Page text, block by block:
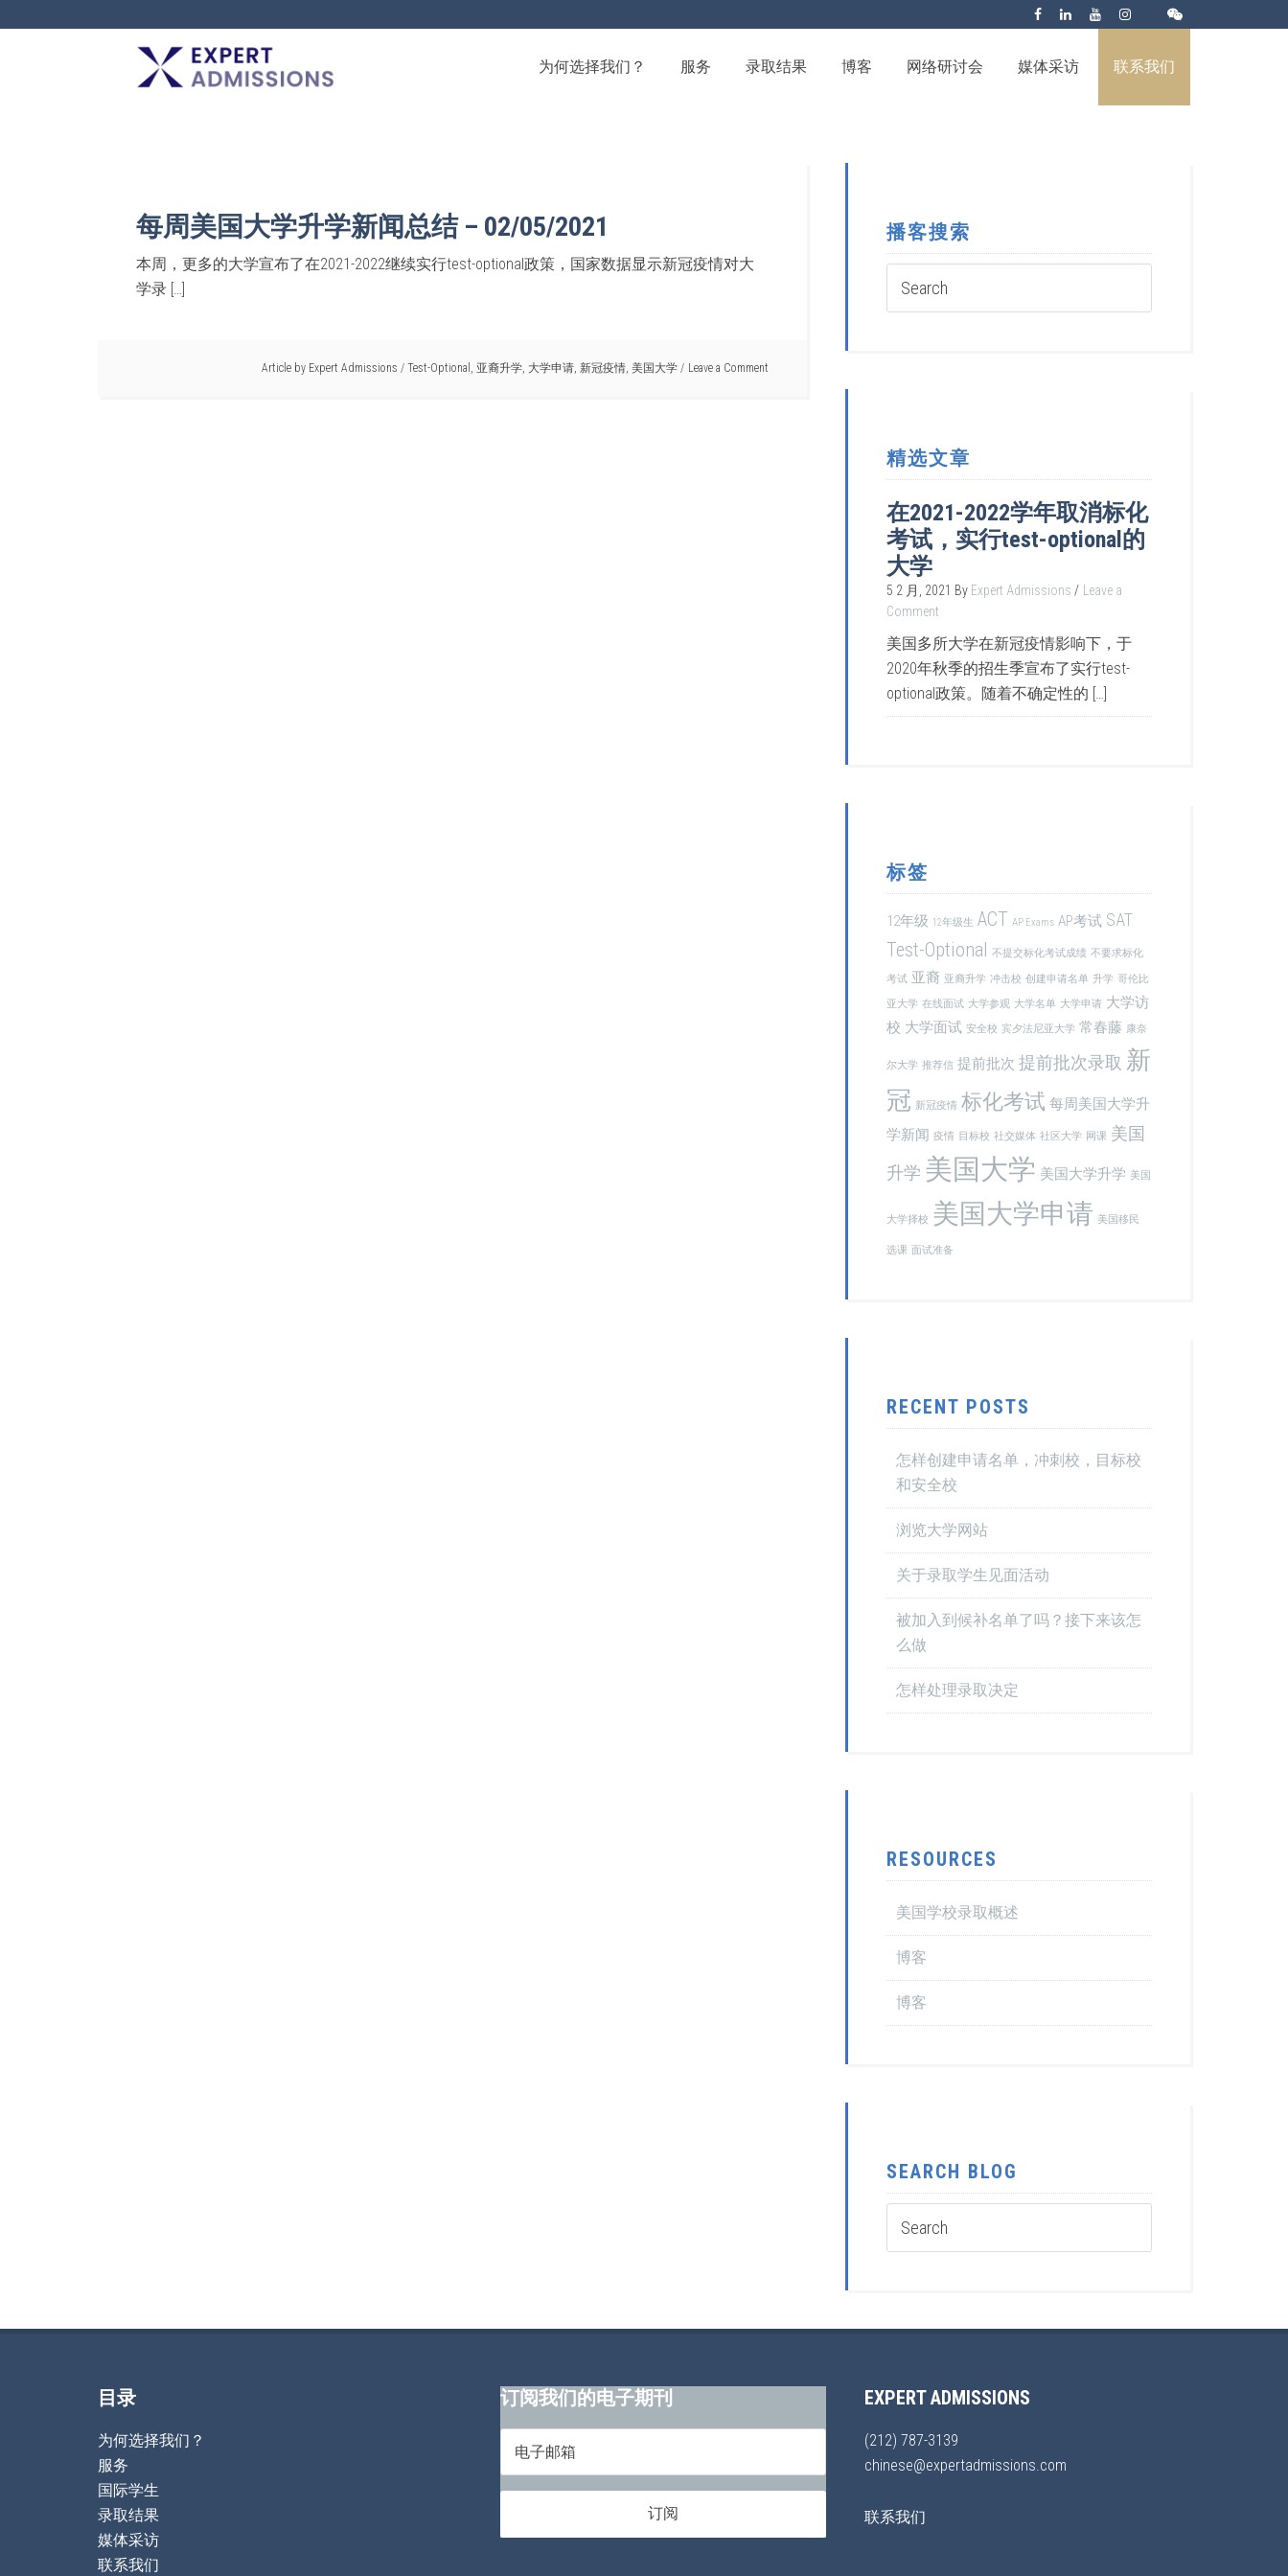
EXPERT
ADMISSIONS
为何选择我们？ 服务 录取结果 博客 网络研讨会 媒体采访 联系我们
每周美国大学升学新闻总结 – 02/05/2021
本周，更多的大学宣布了在2021-2022继续实行test-optional政策，国家数据显示新冠疫情对大
学录 […]
Article by Expert Admissions / Test-Optional , 亚裔升学, 大学申请, 新冠疫情, 美国大学 Leave a Comment
播客搜索
精选文章
在2021-2022学年取消标化
考试，实行test-optional的
大学
5 2 月, 2021 By Expert Admissions
Leave a
Comment
美国多所大学在新冠疫情影响下，于
2020年秋季的招生季宣布了实行test-
optional政策。随着不确定性的 […]
标签
12年级 12年级生 ACT AP Exams AP考试 SAT
Test-Optional 不提交标化考试成绩 不要求标化
考试 亚裔 亚裔升学 冲击校 创建申请名单 升学 哥伦比
亚大学 在线面试 大学参观 大学名单 大学申请 大学访
校 大学面试 安全校 宾夕法尼亚大学 常春藤 康奈
尔大学 推荐信 提前批次 提前批次录取 新
冠 新冠疫情 标化考试 每周美国大学升
学新闻 疫情 目标校 社交媒体 社区大学 网课 美国
升学 美国大学 美国大学升学 美国
大学择校 美国大学申请 美国移民
选课 面试准备
RECENT POSTS
怎样创建申请名单，冲刺校，目标校
和安全校
浏览大学网站
关于录取学生见面活动
被加入到候补名单了吗？接下来该怎
么做
怎样处理录取决定
RESOURCES
美国学校录取概述
博客
博客
SEARCH BLOG
目录
为何选择我们？
服务
国际学生
录取结果
媒体采访
联系我们
订阅我们的电子期刊 EXPERT ADMISSIONS
(212) 787-3139
chinese@expertadmissions.com
联系我们